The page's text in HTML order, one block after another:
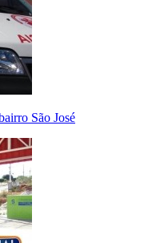
São José